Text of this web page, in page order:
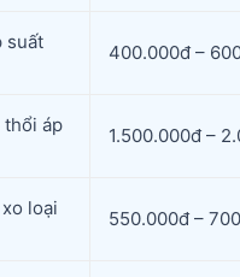
suất
400.000đ –
thổi áp
1.500.000đ –
loại
550.000đ –